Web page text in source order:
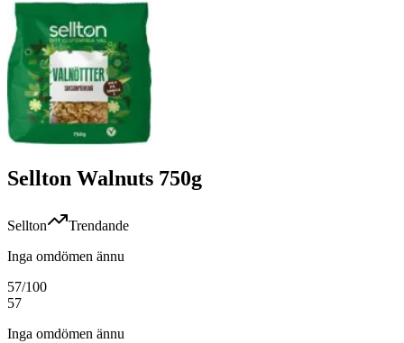
Sellton Walnuts 750g
Sellton
Trendande
Inga omdömen ännu
57/100
57
Inga omdömen ännu